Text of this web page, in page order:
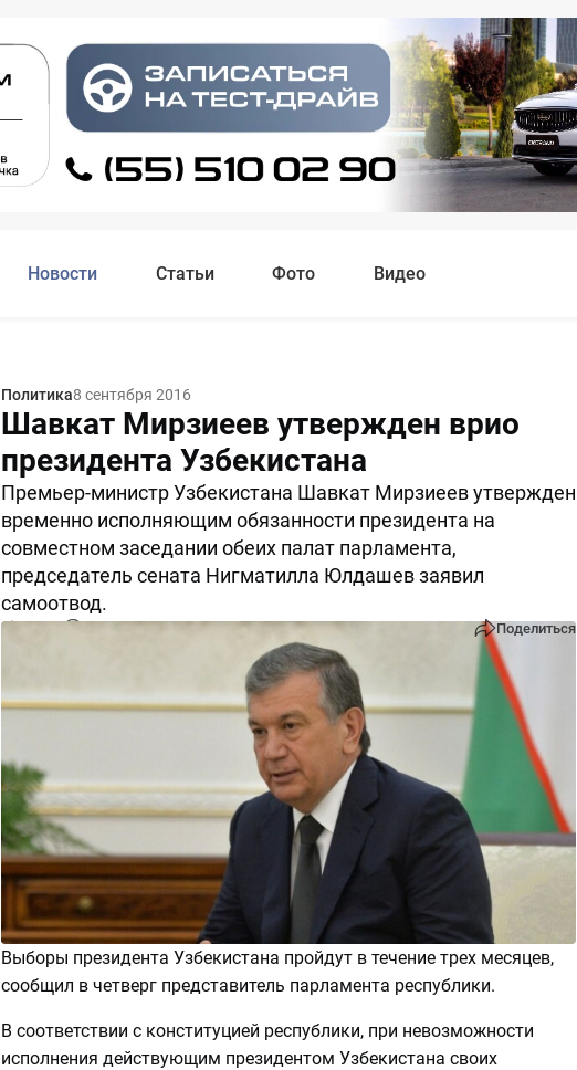
Новости Статьи Фото Видео
Политика8 сентября 2016
Шавкат Мирзиеев утвержден врио
президента Узбекистана
Премьер-министр Узбекистана Шавкат Мирзиеев утвержден
временно исполняющим обязанности президента на
совместном заседании обеих палат парламента,
председатель сената Нигматилла Юлдашев заявил
самоотвод.
23606 Поделиться
Выборы президента Узбекистана пройдут в течение трех месяцев,
сообщил в четверг представитель парламента республики.
В соответствии с конституцией республики, при невозможности
исполнения действующим президентом Узбекистана своих